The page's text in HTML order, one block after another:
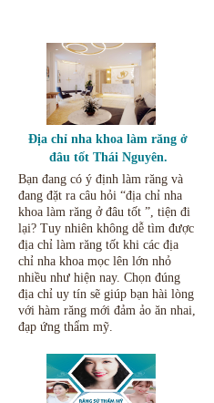
Địa chỉ nha khoa làm răng ở
đâu tốt Thái Nguyên.
Bạn đang có ý định làm răng và
đang đặt ra câu hỏi “địa chỉ nha
khoa làm răng ở đâu tốt ”, tiện đi
lại? Tuy nhiên không dễ tìm được
địa chỉ làm răng tốt khi các địa
chỉ nha khoa mọc lên lớn nhỏ
nhiều như hiện nay. Chọn đúng
địa chỉ uy tín sẽ giúp bạn hài lòng
với hàm răng mới đảm ảo ăn nhai,
đạp ứng thẩm mỹ.